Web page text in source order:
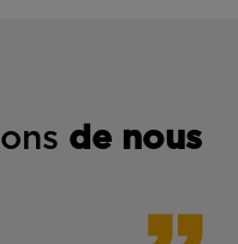
ons de nous